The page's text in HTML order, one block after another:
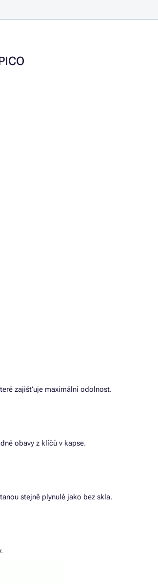
zajišťuje maximální odolnost.
obavy z klíčů v kapse.
stejně plynulé jako bez skla.